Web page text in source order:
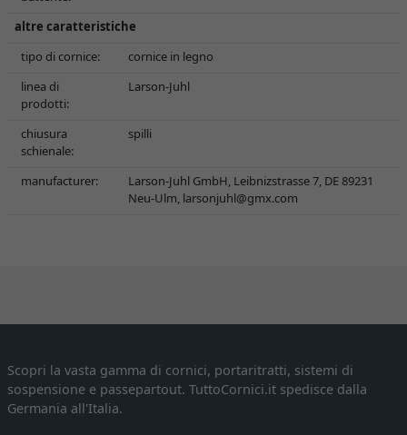
altre caratteristiche
tipo di cornice:
cornice in legno
linea di
prodotti:
Larson-Juhl
chiusura
schienale:
spilli
manufacturer:
Larson-Juhl GmbH, Leibnizstrasse 7, DE 89231
Neu-Ulm, larsonjuhl@gmx.com
Scopri la vasta gamma di cornici, portaritratti, sistemi di
sospensione e passepartout. TuttoCornici.it spedisce dalla
Germania all'Italia.